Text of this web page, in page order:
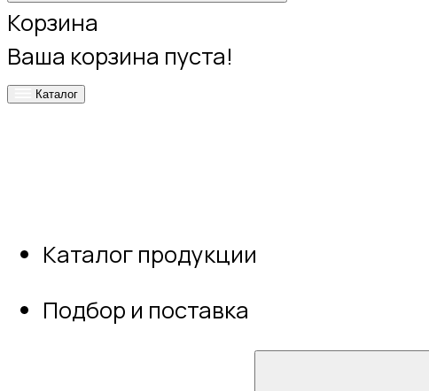
Корзина
Ваша корзина пуста!
Каталог
Каталог продукции
Подбор и поставка